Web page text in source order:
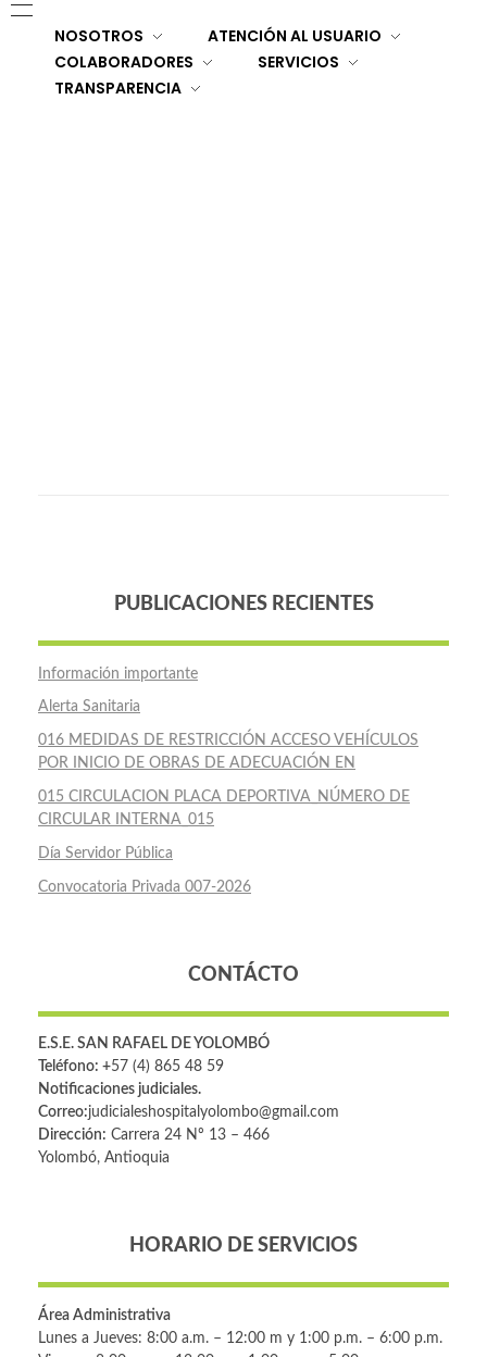
NOSOTROS
ATENCIÓN AL USUARIO
COLABORADORES
SERVICIOS
TRANSPARENCIA
PUBLICACIONES RECIENTES
Información importante
Alerta Sanitaria
016 MEDIDAS DE RESTRICCIÓN ACCESO VEHÍCULOS
POR INICIO DE OBRAS DE ADECUACIÓN EN
015 CIRCULACION PLACA DEPORTIVA_NÚMERO DE
CIRCULAR INTERNA_015
Día Servidor Pública
Convocatoria Privada 007-2026
CONTÁCTO
E.S.E. SAN RAFAEL DE YOLOMBÓ
Teléfono: +57 (4) 865 48 59
Notificaciones judiciales.
Correo:judicialeshospitalyolombo@gmail.com
Dirección: Carrera 24 Nº 13 – 466
Yolombó, Antioquia
HORARIO DE SERVICIOS
Área Administrativa
Lunes a Jueves: 8:00 a.m. – 12:00 m y 1:00 p.m. – 6:00 p.m.